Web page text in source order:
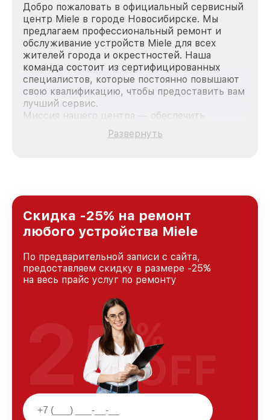
Добро пожаловать в официальный сервисный
центр Miele в городе Новосибирске. Мы
предлагаем профессиональный ремонт и
обслуживание устройств Miele для всех
жителей города и окрестностей. Наша
команда состоит из сертифицированных
специалистов, которые постоянно повышают
свою квалификацию, чтобы предоставить вам
лучший сервис.
Миссия нашего центра — обеспечить
качественный и доступный ремонт для
каждого пользователя продукции Miele, вне
Новосибирске, постоянно повышая уровень
доверия и лояльности наших клиентов.
Развернуть
Скидка -25% на ремонт
любого устройства Miele
По предварительной записи с сайта,
предоставляем скидку в размере -25%
на весь прайс услуг по ремонту
25%
OFF